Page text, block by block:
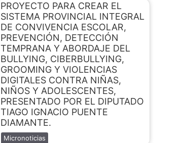
PROYECTO PARA CREAR EL
SISTEMA PROVINCIAL INTEGRAL
DE CONVIVENCIA ESCOLAR,
PREVENCIÓN, DETECCIÓN
TEMPRANA Y ABORDAJE DEL
BULLYING, CIBERBULLYING,
GROOMING Y VIOLENCIAS
DIGITALES CONTRA NIÑAS,
NIÑOS Y ADOLESCENTES,
PRESENTADO POR EL DIPUTADO
TIAGO IGNACIO PUENTE
DIAMANTE.
Micronoticias